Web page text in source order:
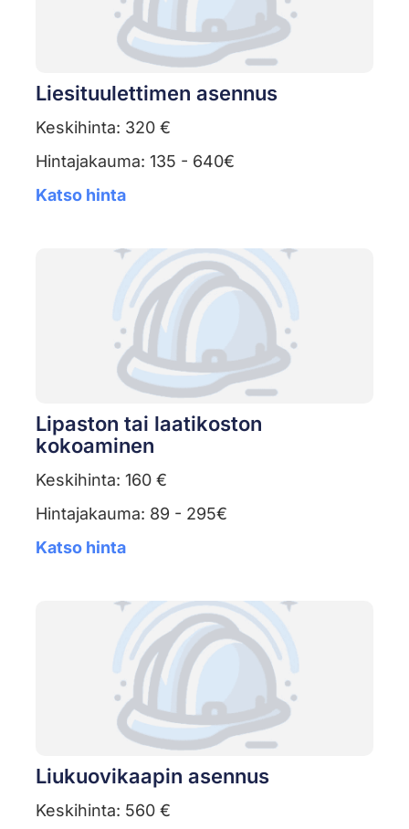
Liesituulettimen asennus
Keskihinta: 320 €
Hintajakauma: 135 - 640€
Katso hinta
Lipaston tai laatikoston
kokoaminen
Keskihinta: 160 €
Hintajakauma: 89 - 295€
Katso hinta
Liukuovikaapin asennus
Keskihinta: 560 €